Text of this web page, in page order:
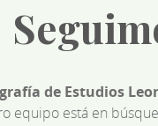
de Estudios
equipo está en